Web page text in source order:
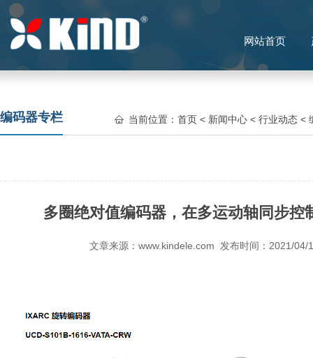
网站首页
编码器专栏 当前位置： 首页 < 新闻中心 < 行业动态 <
多圈绝对值编码器，在多运动轴同步控
文章来源：www.kindele.com 发布时间：2021/